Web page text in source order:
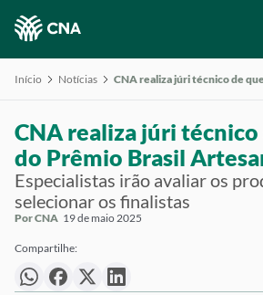
Início Notícias
CNA realiza júri
do Prêmio Brasil
Especialistas irão avaliar os
selecionar os finalistas
Por CNA 19 de maio 2025
Compartilhe: